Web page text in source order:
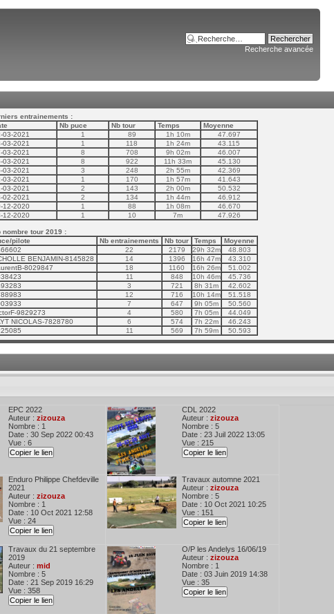
Recherche avancée
entrainements :
Nb puce Nb tour Temps
Moyenne
03-2021
1 89 1h 10m
47.697
03-2021
1 118 1h 24m
43.115
03-2021
8 708 9h 02m
46.007
03-2021
8 922 11h 33m
45.130
03-2021
3 248 2h 55m
42.369
03-2021
1 170 1h 57m
41.643
03-2021
2 143 2h 00m
50.532
02-2021
2 134 1h 44m
46.912
12-2020
1 88 1h 08m
46.670
12-2020
1 10 7m 47.926
nombre tour 2019 :
pilote
Nb entrainements Nb tour Temps
Moyenne
22 2179 29h 32m
48.803
BENJAMIN-8145828
14 1396 16h 47m
43.310
8029847
18 1160 16h 26m
51.002
11 848 10h 46m
45.736
3 721 8h 31m
42.602
12 716 10h 14m
51.518
7 647 9h 05m
50.560
9829273
4 580 7h 05m
44.049
NICOLAS-7828780
6 574 7h 22m
46.243
11 569 7h 59m 50.593
EPC 2022
Auteur : zizouza
Nombre : 1
Date : 30 Sep 2022 00:43
Vue : 6
Copier le lien
CDL 2022
Auteur : zizouza
Nombre : 5
Date : 23 Juil 2022 13:05
Vue : 215
Copier le lien
Enduro Philippe Chefdeville
2021
Auteur : zizouza
Nombre : 1
Date : 10 Oct 2021 12:58
Vue : 24
Copier le lien
Travaux automne 2021
Auteur : zizouza
Nombre : 5
Date : 10 Oct 2021 10:25
Vue : 151
Copier le lien
Travaux du 21 septembre
2019
Auteur : mid
Nombre : 5
Date : 21 Sep 2019 16:29
Vue : 358
Copier le lien
O/P les Andelys 16/06/19
Auteur : zizouza
Nombre : 1
Date : 03 Juin 2019 14:38
Vue : 35
Copier le lien